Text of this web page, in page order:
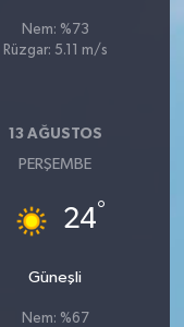
Nem: %73
Rüzgar: 5.11 m/s
13 AĞUSTOS
PERŞEMBE
24°
Güneşli
Nem: %67